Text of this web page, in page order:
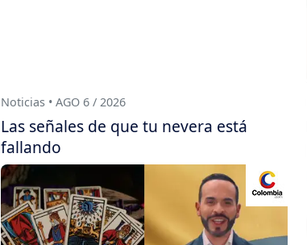
Noticias • AGO 6 / 2026
Las señales de que tu nevera está
fallando